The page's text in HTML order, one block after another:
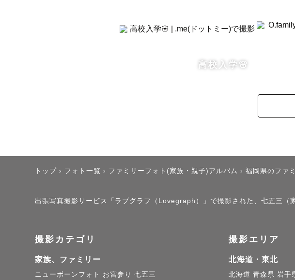
高校入学🌸
トップ › フォト一覧 › ファミリーフォト(家族・親子)アルバム › 福岡県のファ
出張写真撮影サービス「ラブグラフ（Lovegraph）」で撮影された、七五三（
撮影カテゴリ
家族、ファミリー
ニューボーンフォト お宮参り 七五三
撮影エリア
北海道・東北
北海道 青森県 岩手